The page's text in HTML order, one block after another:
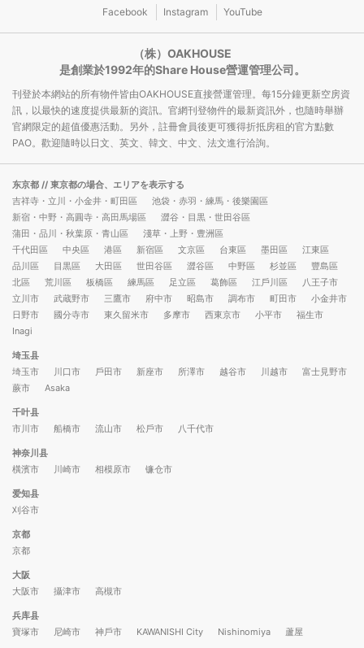
Facebook Instagram YouTube
（株）OAKHOUSE
是創業於1992年的Share House營運管理公司。
刊登於本網站的所有物件皆由OAKHOUSE直接營運管理。每15分鐘更新空房資
訊，以最快的速度提供最新的資訊。官網刊登物件的最新資訊外，也隨時舉辦
官網限定的超值優惠活動。另外，註冊會員後更可獲得折抵房租的官方點數
PAO。歡迎隨時以日文、英文、韓文、中文、法文進行洽詢。
东京都 // 東京都の場合、エリアを表示する
吉祥寺・立川・小金井・町田區
池袋・赤羽・練馬・後樂園區
新宿・中野・高圓寺・高田馬場區
澀谷・目黒・世田谷區
蒲田・品川・秋葉原・青山區
淺草・上野・豊洲區
千代田區
中央區 港區 新宿區 文京區 台東區 墨田區
江東區
品川區
目黒區 大田區 世田谷區 澀谷區 中野區 杉並區
豐島區
北區
荒川區 板橋區 練馬區 足立區 葛飾區 江戶川區
八王子市
立川市
武蔵野市 三鷹市 府中市 昭島市 調布市 町田市
小金井市
日野市
國分寺市 東久留米市 多摩市 西東京市 小平市
福生市
Inagi
埼玉县
埼玉市
川口市 戶田市 新座市 所澤市 越谷市 川越市
富士見野市
蕨市
Asaka
千叶县
市川市
船橋市 流山市 松戶市 八千代市
神奈川县
橫濱市
川崎市 相模原市 镰仓市
爱知县
刈谷市
京都
京都
大阪
大阪市
攝津市 高槻市
兵库县
寶塚市
尼崎市 神戶市 KAWANISHI City Nishinomiya 蘆屋